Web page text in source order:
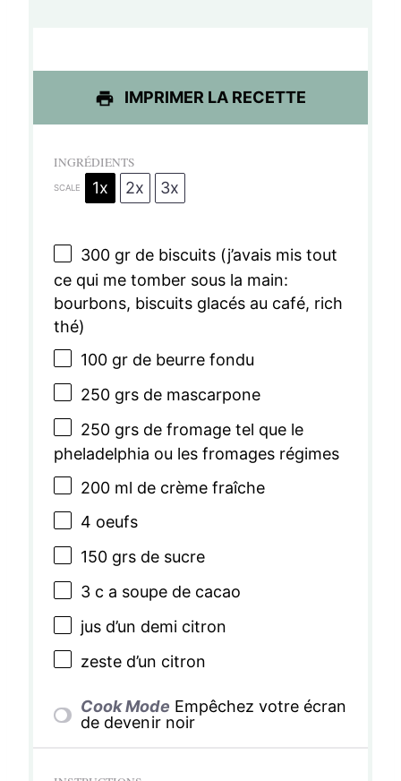
IMPRIMER LA RECETTE
INGRÉDIENTS
SCALE 1x 2x 3x
300gr de biscuits (j’avais mis tout
ce qui me tomber sous la main:
bourbons, biscuits glacés au café, rich
thé)
100gr de beurre fondu
250grs de mascarpone
250grs de fromage tel que le
pheladelphia ou les fromages régimes
200ml de crème fraîche
4 oeufs
150grs de sucre
3c a soupe de cacao
jus d’un demi citron
zeste d’un citron
Cook Mode Empêchez votre écran
de devenir noir